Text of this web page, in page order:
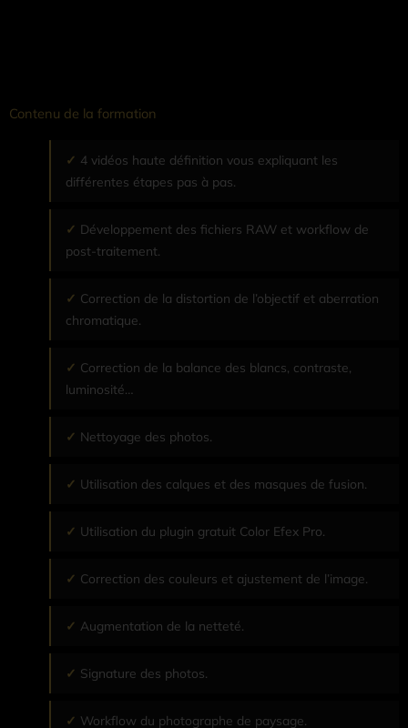
Contenu de la formation
4 vidéos haute définition vous expliquant les
différentes étapes pas à pas.
Développement des fichiers RAW et workflow de
post-traitement.
Correction de la distortion de l’objectif et aberration
chromatique.
Correction de la balance des blancs, contraste,
luminosité…
Nettoyage des photos.
Utilisation des calques et des masques de fusion.
Utilisation du plugin gratuit Color Efex Pro.
Correction des couleurs et ajustement de l’image.
Augmentation de la netteté.
Signature des photos.
Workflow du photographe de paysage.